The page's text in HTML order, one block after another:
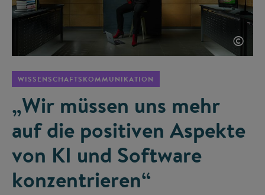
©
WISSENSCHAFTSKOMMUNIKATION
„Wir müssen uns mehr
auf die positiven Aspekte
von KI und Software
konzentrieren“